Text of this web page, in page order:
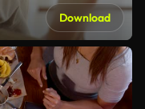
Download